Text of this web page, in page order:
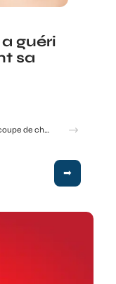
guéri
sa
Idée coupe de cheveux thebeautyandthegeek.fr pour cheveux courts mais féminins